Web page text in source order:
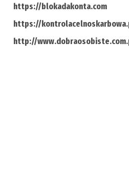
https://blokadakonta.com
https://
http://